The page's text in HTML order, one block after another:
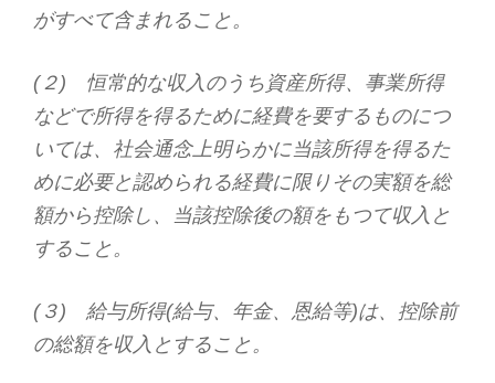
がすべて含まれること。
(２) 恒常的な収入のうち資産所得、事業所得
などで所得を得るために経費を要するものにつ
いては、社会通念上明らかに当該所得を得るた
めに必要と認められる経費に限りその実額を総
額から控除し、当該控除後の額をもつて収入と
すること。
(３) 給与所得(給与、年金、恩給等)は、控除前
の総額を収入とすること。